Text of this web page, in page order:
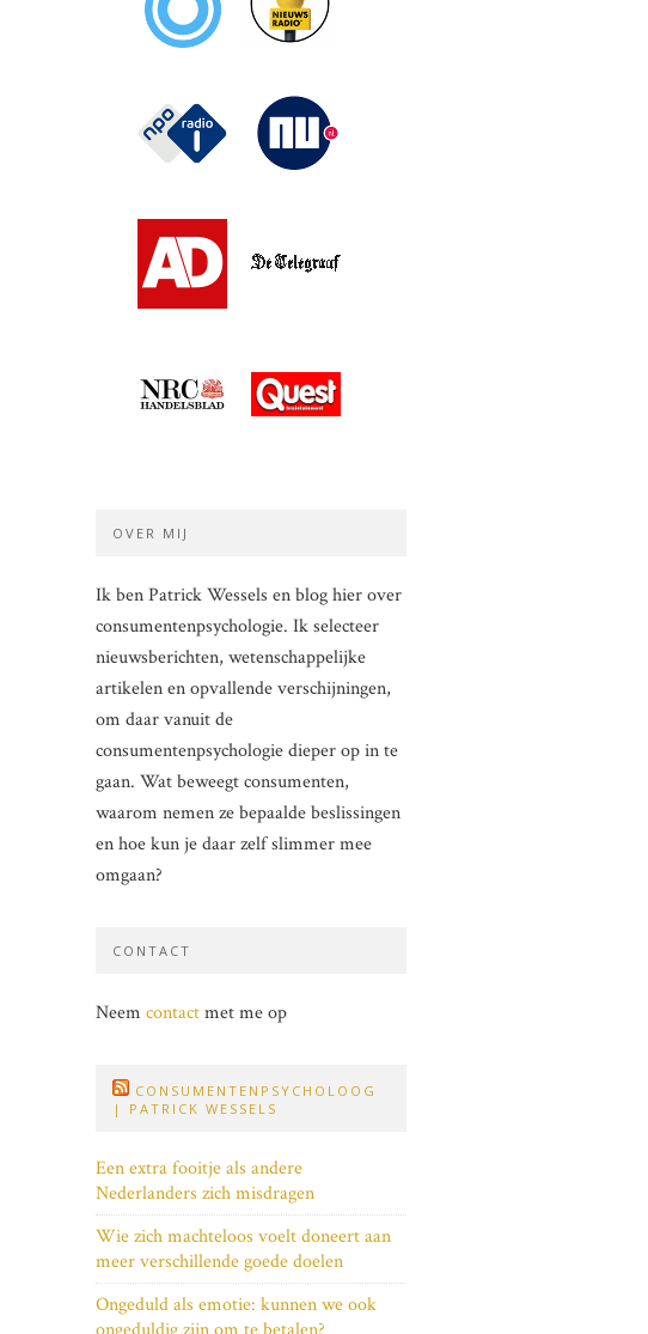
OVER MIJ
Ik ben Patrick Wessels en blog hier over
consumentenpsychologie. Ik selecteer
nieuwsberichten, wetenschappelijke
artikelen en opvallende verschijningen,
om daar vanuit de
consumentenpsychologie dieper op in te
gaan. Wat beweegt consumenten,
waarom nemen ze bepaalde beslissingen
en hoe kun je daar zelf slimmer mee
omgaan?
CONTACT
Neem contactmet me op
CONSUMENTENPSYCHOLOOG
| PATRICK WESSELS
Een extra fooitje als andere
Nederlanders zich misdragen
Wie zich machteloos voelt doneert aan
meer verschillende goede doelen
Ongeduld als emotie: kunnen we ook